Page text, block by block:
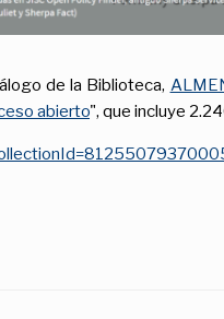
de la Biblioteca,
abierto", que incluye